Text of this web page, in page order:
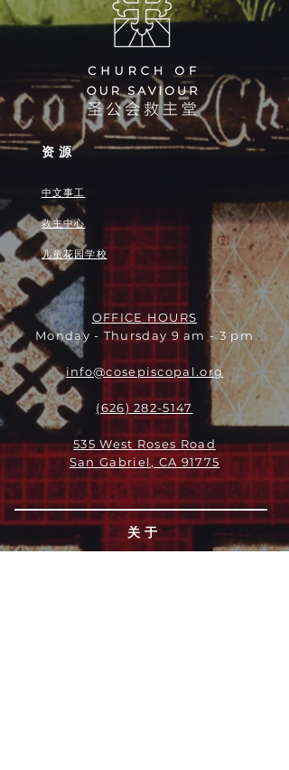
资源
中文事工
救主中心
儿童花园学校
OFFICE HOURS
Monday - Thursday 9 am - 3 pm
info@cosepiscopal.org
(626) 282-5147
535 West Roses Road
San Gabriel, CA 91775
关于